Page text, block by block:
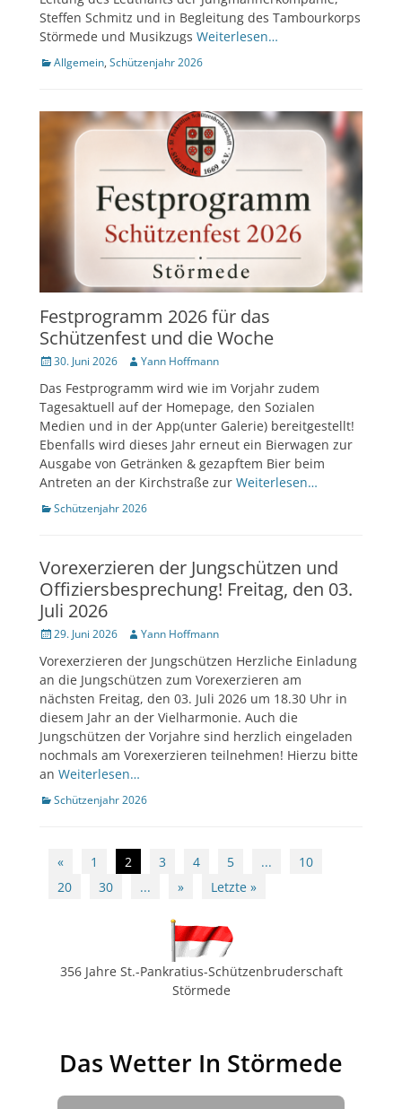
Steffen Schmitz und in Begleitung des Tambourkorps
Störmede und Musikzugs Weiterlesen…
Kategorien
Allgemein, Schützenjahr 2026
Festprogramm 2026 für das
Schützenfest und die Woche
Veröffentlicht
30. Juni 2026 Author
Yann Hoffmann
Das Festprogramm wird wie im Vorjahr zudem
Tagesaktuell auf der Homepage, den Sozialen
Medien und in der App(unter Galerie) bereitgestellt!
Ebenfalls wird dieses Jahr erneut ein Bierwagen zur
Ausgabe von Getränken & gezapftem Bier beim
Antreten an der Kirchstraße zur Weiterlesen…
Kategorien
Schützenjahr 2026
Vorexerzieren der Jungschützen und
Offiziersbesprechung! Freitag, den 03.
Juli 2026
Veröffentlicht
29. Juni 2026 Author
Yann Hoffmann
Vorexerzieren der Jungschützen Herzliche Einladung
an die Jungschützen zum Vorexerzieren am
nächsten Freitag, den 03. Juli 2026 um 18.30 Uhr in
diesem Jahr an der Vielharmonie. Auch die
Jungschützen der Vorjahre sind herzlich eingeladen
nochmals am Vorexerzieren teilnehmen! Hierzu bitte
an Weiterlesen…
Kategorien
Schützenjahr 2026
Beitragsnavigation
« 1 2 3 4 5 ...
10
20
30 ... » Letzte »
356 Jahre St.-Pankratius-Schützenbruderschaft
Störmede
Das Wetter In Störmede